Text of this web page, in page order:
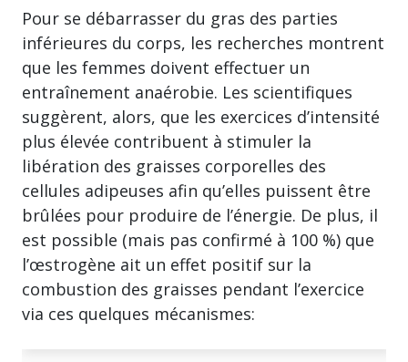
Pour se débarrasser du gras des parties
inférieures du corps, les recherches montrent
que les femmes doivent effectuer un
entraînement anaérobie. Les scientifiques
suggèrent, alors, que les exercices d’intensité
plus élevée contribuent à stimuler la
libération des graisses corporelles des
cellules adipeuses afin qu’elles puissent être
brûlées pour produire de l’énergie. De plus, il
est possible (mais pas confirmé à 100 %) que
l’œstrogène ait un effet positif sur la
combustion des graisses pendant l’exercice
via ces quelques mécanismes: